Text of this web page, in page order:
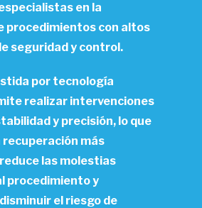
en la
procedimientos con altos
seguridad y control.
por tecnología
realizar intervenciones
y precisión, lo que
más
las molestias
procedimiento y
el riesgo de